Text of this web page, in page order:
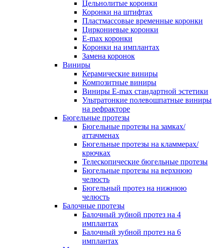
Цельнолитые коронки
Коронки на штифтах
Пластмассовые временные коронки
Циркониевые коронки
E-max коронки
Коронки на имплантах
Замена коронок
Виниры
Керамические виниры
Композитные виниры
Виниры E-max стандартной эстетики
Ультратонкие полевошпатные виниры
на рефракторе
Бюгельные протезы
Бюгельные протезы на замках/
аттачменах
Бюгельные протезы на кламмерах/
крючках
Телескопические бюгельные протезы
Бюгельные протезы на верхнюю
челюсть
Бюгельный протез на нижнюю
челюсть
Балочные протезы
Балочный зубной протез на 4
имплантах
Балочный зубной протез на 6
имплантах